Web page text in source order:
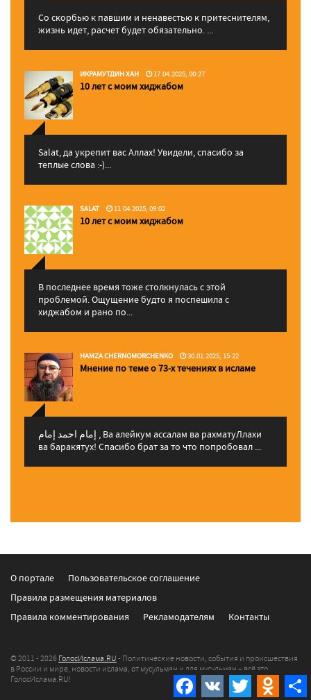
Со скорбью к павшим и ненавестью к притеснителям,
жизнь идет, расчет будет обязательно. ...
ИКРАМУТДИН ХАН 17.04.2025, 00:27
10 лет с моим хиджабом
Salat, да укрепит вас Аллаx! Увидели, спасибо за
теплые слова :-)...
SALAT 11.04.2025, 09:02
10 лет с моим хиджабом
В последнее время тоже столкнулась с этой
проблемой. Ощущение будто я поспешила с
хиджабом и рано по...
HAMZA CHERNOMORCHENKO 30.01.2025, 15:22
Мнение по теме о 73-х течениях в исламе
إمام احمد إمام , Ва алейкум ассалам ва рахматуЛлахи
ва баракятух! Спасибо брат за то что попробовал ...
Facebook
VK Twitter
О портале
Пользовательское соглашение
Правила размещения материалов
Правила комментирования
Рекламодателям Контакты
© 2011 - 2026 ГолосИслама.RU - Политические новости, события и происшествия
в России и мире, новости ислама, от мусульман и для мусульман – всё это
ГолосИслама.RU!